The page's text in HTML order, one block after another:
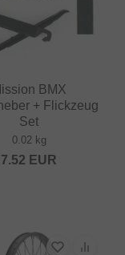
BMX
+ Flickzeug
Set
0.02 kg
7.52 EUR